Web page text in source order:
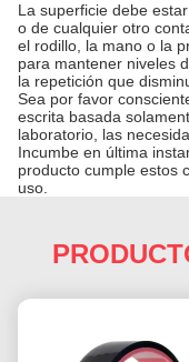
La superficie debe
o de cualquier otro
el rodillo, la mano o la
para mantener niveles
la repetición que
Sea por favor
escrita basada
laboratorio, las
Incumbe en última
producto cumple estos
uso.